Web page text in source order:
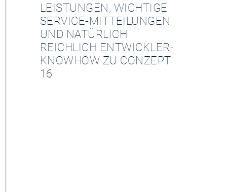
LEISTUNGEN, WICHTIGE
SERVICE-MITTEILUNGEN
UND NATÜRLICH
REICHLICH ENTWICKLER-
KNOWHOW ZU CONZEPT
16